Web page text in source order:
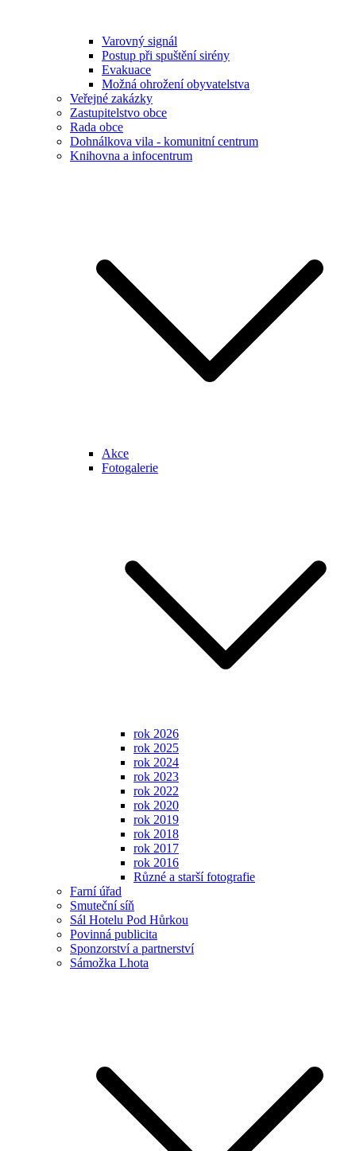
Varovný signál
Postup při spuštění sirény
Evakuace
Možná ohrožení obyvatelstva
Veřejné zakázky
Zastupitelstvo obce
Rada obce
Dohnálkova vila - komunitní centrum
Knihovna a infocentrum
Akce
Fotogalerie
rok 2026
rok 2025
rok 2024
rok 2023
rok 2022
rok 2020
rok 2019
rok 2018
rok 2017
rok 2016
Různé a starší fotografie
Farní úřad
Smuteční síň
Sál Hotelu Pod Hůrkou
Povinná publicita
Sponzorství a partnerství
Sámožka Lhota